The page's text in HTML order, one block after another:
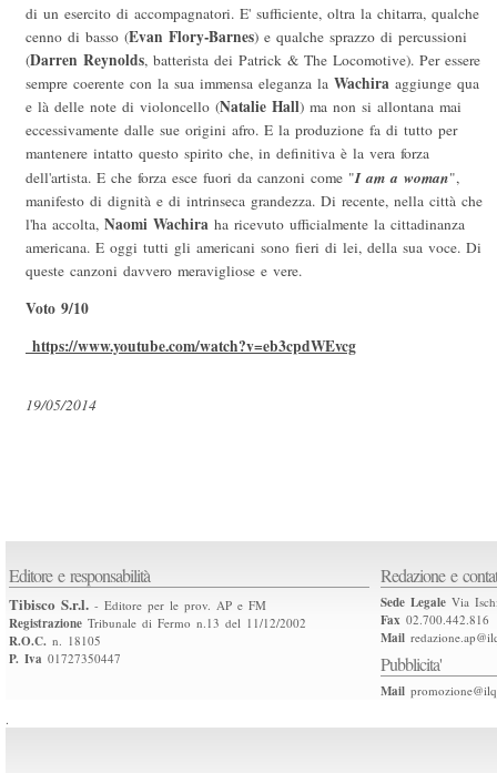
di un esercito di accompagnatori. E' sufficiente, oltra la chitarra, qualche
cenno di basso (Evan Flory-Barnes) e qualche sprazzo di percussioni
(Darren Reynolds, batterista dei Patrick & The Locomotive). Per essere
sempre coerente con la sua immensa eleganza la Wachira aggiunge qua
e là delle note di violoncello (Natalie Hall) ma non si allontana mai
eccessivamente dalle sue origini afro. E la produzione fa di tutto per
mantenere intatto questo spirito che, in definitiva è la vera forza
dell'artista. E che forza esce fuori da canzoni come "I am a woman",
manifesto di dignità e di intrinseca grandezza. Di recente, nella città che
l'ha accolta, Naomi Wachira ha ricevuto ufficialmente la cittadinanza
americana. E oggi tutti gli americani sono fieri di lei, della sua voce. Di
queste canzoni davvero meravigliose e vere.
Voto 9/10
https://www.youtube.com/watch?v=eb3cpdWEvcg
19/05/2014
Editore e responsabilità
Tibisco S.r.l. - Editore per le prov. AP e FM
Registrazione Tribunale di Fermo n.13 del 11/12/2002
R.O.C. n. 18105
P. Iva 01727350447
Redazione e
Sede Legale Via
Fax 02.700.442.816
Mail
Pubblicita'
Mail
.